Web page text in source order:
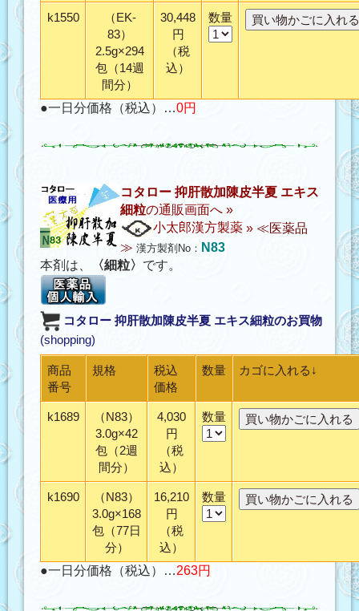
k1550
（EK-
83）
2.5g×294
包（14週
間分）
30,448
円
（税
込）
数量
●一日分価格（税込）…0円
コタロー 抑肝散加陳皮半夏 エキス
細粒の通販画面へ »
小太郎漢方製薬 » ≪医薬品
≫ 漢方製剤No： N83
本剤は、
〈細粒〉 です。
コタロー 抑肝散加陳皮半夏 エキス細粒のお買物
(shopping)
商品
番号
規格
税込
価格
数量 カゴに入れる↓
k1689
（N83）
3.0g×42
包（2週
間分）
4,030
円
（税
込）
数量
k1690
（N83）
3.0g×168
包（77日
分）
16,210
円
（税
込）
数量
●一日分価格（税込）…263円